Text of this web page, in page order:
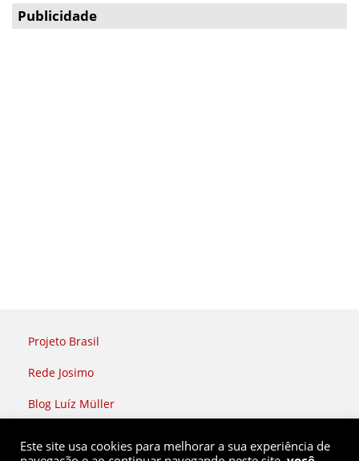
Publicidade
Projeto Brasil
Rede Josimo
Blog Luíz Müller
Este site usa cookies para melhorar a sua experiência de